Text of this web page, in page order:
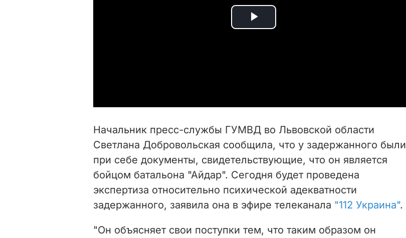
P
i
d
e
o
Начальник пресс-службы ГУМВД во Львовской области
Светлана Добровольская сообщила, что у задержанного были
при себе документы, свидетельствующие, что он является
бойцом батальона "Айдар". Сегодня будет проведена
экспертиза относительно психической адекватности
задержанного, заявила она в эфире телеканала "112 Украина".
"Он объясняет свои поступки тем, что таким образом он